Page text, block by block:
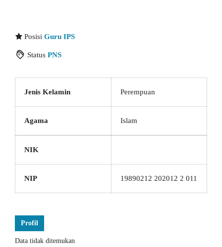
Posisi Guru IPS
Status PNS
Jenis Kelamin Perempuan
Agama Islam
NIK
NIP 19890212 202012 2 011
Profil
Data tidak ditemukan